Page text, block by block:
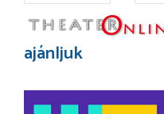
ajánljuk